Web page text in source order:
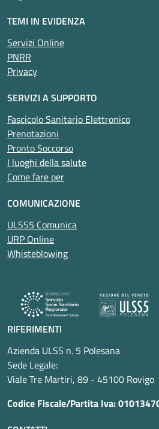
TEMI IN EVIDENZA
Servizi Online
PNRR
Privacy
SERVIZI A SUPPORTO
Fascicolo Sanitario Elettronico
Prenotazioni
Pronto Soccorso
I luoghi della salute
Come fare per
COMUNICAZIONE
ULSS5 Comunica
URP Online
Whisteblowing
RIFERIMENTI
Azienda ULSS n. 5 Polesana
Sede Legale:
Viale Tre Martiri, 89 - 45100 Rovigo
Codice Fiscale/Partita Iva: